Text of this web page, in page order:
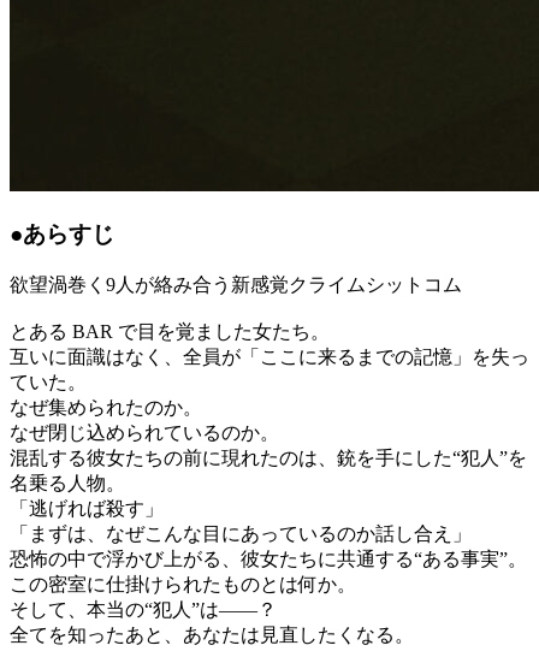
●あらすじ
欲望渦巻く9人が絡み合う新感覚クライムシットコム
とある BAR で目を覚ました女たち。
互いに面識はなく、全員が「ここに来るまでの記憶」を失っ
ていた。
なぜ集められたのか。
なぜ閉じ込められているのか。
混乱する彼女たちの前に現れたのは、銃を手にした“犯人”を
名乗る人物。
「逃げれば殺す」
「まずは、なぜこんな目にあっているのか話し合え」
恐怖の中で浮かび上がる、彼女たちに共通する“ある事実”。
この密室に仕掛けられたものとは何か。
そして、本当の“犯人”は――？
全てを知ったあと、あなたは見直したくなる。